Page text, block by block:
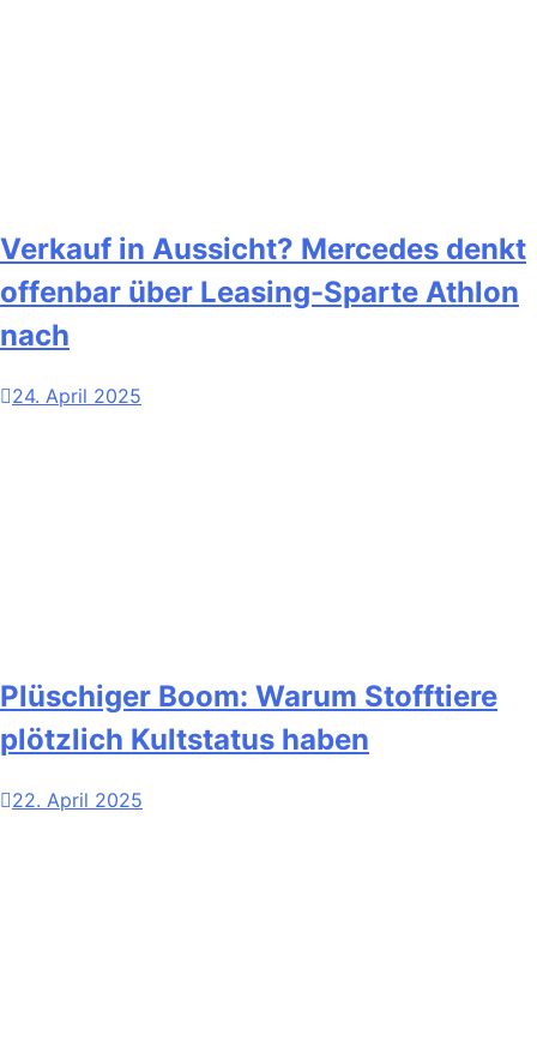
Verkauf in Aussicht? Mercedes denkt
offenbar über Leasing-Sparte Athlon
nach
24. April 2025
Plüschiger Boom: Warum Stofftiere
plötzlich Kultstatus haben
22. April 2025